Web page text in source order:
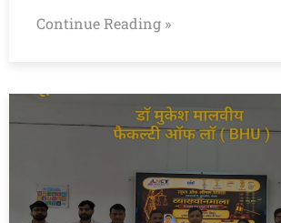
Continue Reading »